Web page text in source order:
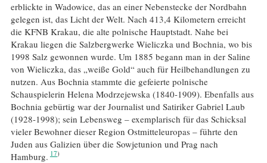
erblickte in Wadowice, das an einer Nebenstecke der Nordbahn
gelegen ist, das Licht der Welt. Nach 413,4 Kilometern erreicht
die KFNB Krakau, die alte polnische Hauptstadt. Nahe bei
Krakau liegen die Salzbergwerke Wieliczka und Bochnia, wo bis
1998 Salz gewonnen wurde. Um 1885 begann man in der Saline
von Wieliczka, das „weiße Gold“ auch für Heilbehandlungen zu
nutzen. Aus Bochnia stammte die gefeierte polnische
Schauspielerin Helena Modrzejewska (1840-1909). Ebenfalls aus
Bochnia gebürtig war der Journalist und Satiriker Gabriel Laub
(1928-1998); sein Lebensweg – exemplarisch für das Schicksal
vieler Bewohner dieser Region Ostmitteleuropas – führte den
Juden aus Galizien über die Sowjetunion und Prag nach
Hamburg. 17